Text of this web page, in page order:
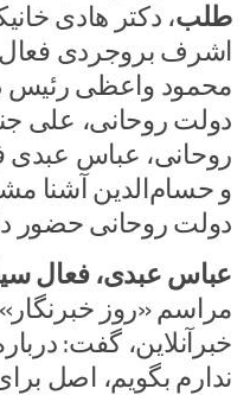
طلب، دکتر هادی
اشرف بروجردی
محمود واعظی رئیس
دولت روحانی، علی
روحانی، عباس
و حسام‌الدین آشنا
دولت روحانی حضور
عباس عبدی، فعال
مراسم «روز
خبرآنلاین، گفت:
ندارم بگویم، اصل